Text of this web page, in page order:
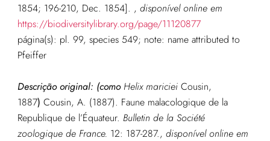
1854; 196-210, Dec. 1854]. , disponível online em
https://biodiversitylibrary.org/page/11120877
página(s): pl. 99, species 549; note: name attributed to
Pfeiffer
Descrição original: (como Helix maricieiCousin,
1887) Cousin, A. (1887). Faune malacologique de la
Republique de l’Équateur. Bulletin de la Société
zoologique de France. 12: 187-287., disponível online em